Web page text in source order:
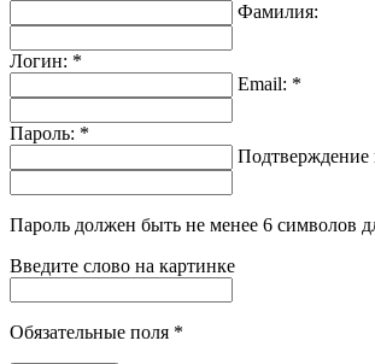
Фамилия:
Логин: *
Email: *
Пароль: *
Подтверждение
Пароль должен быть не менее 6 символов
Введите слово на картинке
Обязательные поля *